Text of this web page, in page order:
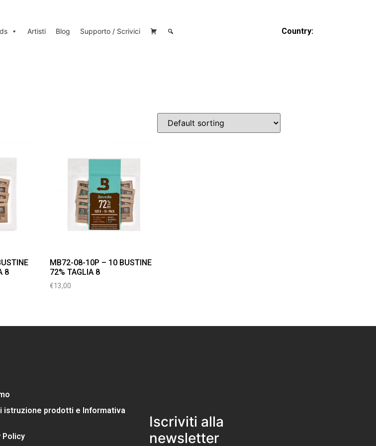
Artisti Blog Supporto / Scrivici Country:
8
MB72-08-10P – 10 BUSTINE
72% TAGLIA 8
€13,00
istruzione prodotti e Informativa
Policy
Iscriviti alla
newsletter